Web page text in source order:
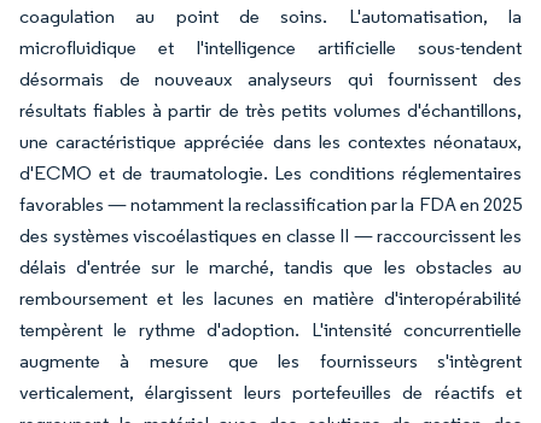
coagulation au point de soins. L'automatisation, la
microfluidique et l'intelligence artificielle sous-tendent
désormais de nouveaux analyseurs qui fournissent des
résultats fiables à partir de très petits volumes d'échantillons,
une caractéristique appréciée dans les contextes néonataux,
d'ECMO et de traumatologie. Les conditions réglementaires
favorables — notamment la reclassification par la FDA en 2025
des systèmes viscoélastiques en classe II — raccourcissent les
délais d'entrée sur le marché, tandis que les obstacles au
remboursement et les lacunes en matière d'interopérabilité
tempèrent le rythme d'adoption. L'intensité concurrentielle
augmente à mesure que les fournisseurs s'intègrent
verticalement, élargissent leurs portefeuilles de réactifs et